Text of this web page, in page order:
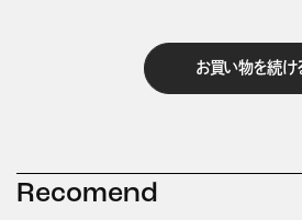
お買い物を続け
Recomend